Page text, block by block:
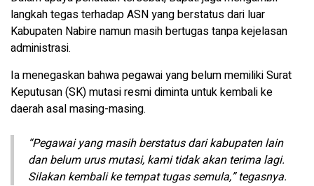
langkah tegas terhadap ASN yang berstatus dari luar
Kabupaten Nabire namun masih bertugas tanpa kejelasan
administrasi.
Ia menegaskan bahwa pegawai yang belum memiliki Surat
Keputusan (SK) mutasi resmi diminta untuk kembali ke
daerah asal masing-masing.
“Pegawai yang masih berstatus dari kabupaten lain
dan belum urus mutasi, kami tidak akan terima lagi.
Silakan kembali ke tempat tugas semula,” tegasnya.